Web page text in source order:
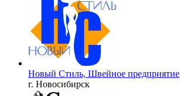
Новый Стиль, Швейное предприятие
г. Новосибирск